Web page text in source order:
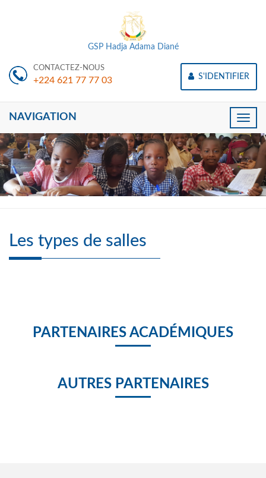
GSP Hadja Adama Diané
CONTACTEZ-NOUS
+224 621 77 77 03 S'IDENTIFIER
Toggle
NAVIGATION
Les types de salles
PARTENAIRES ACADÉMIQUES
AUTRES PARTENAIRES